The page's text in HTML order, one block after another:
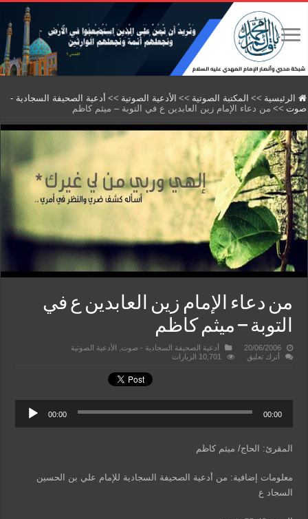
الرئيسية >> المكتبة الصوتية >> الأدعية الصوتية >> أدعية الصحيفة السجادية -
صوت >> من دعاء الإمام زين العابدين ع في التوبة – ميثم كاظم
من دعاء الإمام زين العابدين ع في
التوبة – ميثم كاظم
20/06/2006 أدعية الصحيفة السجادية - صوت,
الأدعية الصوتية
أترك تعليق
10,701 الزيارات
00:00 00:00
المقرئ: الحاج/ ميثم كاظم
معلومات إضافية: من أدعية الصحيفة السجادية للإمام علي بن الحسين
السجاد ع